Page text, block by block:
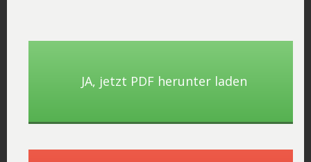
„10 Tipps für die perfekte Pressemitteilung“, „55 Top-
Dabei ist es wichtig zu beachten, dass die Listen
JA, ​jetzt PDF herunter laden